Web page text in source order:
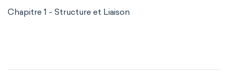
Chapitre 1 - Structure et Liaison